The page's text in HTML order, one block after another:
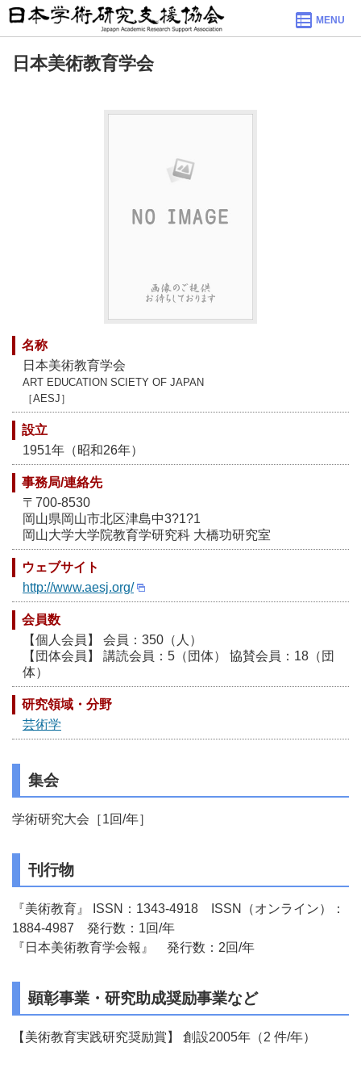
MENU
日本美術教育学会
名称
日本美術教育学会
ART EDUCATION SCIETY OF JAPAN
［AESJ］
設立
1951年（昭和26年）
事務局/連絡先
〒700-8530
岡山県岡山市北区津島中3?1?1
岡山大学大学院教育学研究科 大橋功研究室
ウェブサイト
http://www.aesj.org/
会員数
【個人会員】 会員：350（人）
【団体会員】 講読会員：5（団体） 協賛会員：18（団
体）
研究領域・分野
芸術学
集会
学術研究大会［1回/年］
刊行物
『美術教育』 ISSN：1343-4918 ISSN（オンライン）：
1884-4987 発行数：1回/年
『日本美術教育学会報』 発行数：2回/年
顕彰事業・研究助成奨励事業など
【美術教育実践研究奨励賞】 創設2005年（2 件/年）